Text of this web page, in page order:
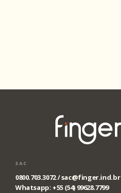
SAC
0800.703.3072 /sac@finger.ind.br
Whatsapp: +55 (54) 99628.7799